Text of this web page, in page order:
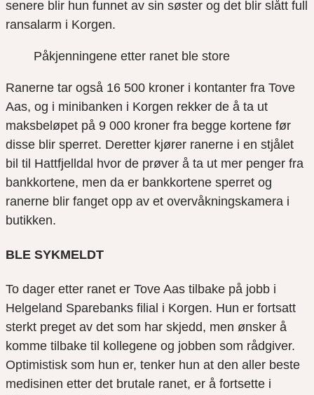
senere blir hun funnet av sin søster og det blir slått full
ransalarm i Korgen.
Påkjenningene etter ranet ble store
Ranerne tar også 16 500 kroner i kontanter fra Tove
Aas, og i minibanken i Korgen rekker de å ta ut
maksbeløpet på 9 000 kroner fra begge kortene før
disse blir sperret. Deretter kjører ranerne i en stjålet
bil til Hattfjelldal hvor de prøver å ta ut mer penger fra
bankkortene, men da er bankkortene sperret og
ranerne blir fanget opp av et overvåkningskamera i
butikken.
BLE SYKMELDT
To dager etter ranet er Tove Aas tilbake på jobb i
Helgeland Sparebanks filial i Korgen. Hun er fortsatt
sterkt preget av det som har skjedd, men ønsker å
komme tilbake til kollegene og jobben som rådgiver.
Optimistisk som hun er, tenker hun at den aller beste
medisinen etter det brutale ranet, er å fortsette i